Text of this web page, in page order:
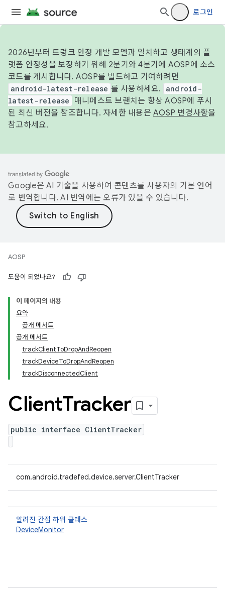
로그인
2026년부터 트렁크 안정 개발 모델과 일치하고 생태계의 플
랫폼 안정성을 보장하기 위해 2분기와 4분기에 AOSP에 소스
코드를 게시합니다. AOSP를 빌드하고 기여하려면
android-latest-release 를 사용하세요.
android-
latest-release
매니페스트 브랜치는 항상 AOSP에 푸시
된 최신 버전을 참조합니다. 자세한 내용은 AOSP 변경사항을
참고하세요.
Google은 AI 기술을 사용하여 콘텐츠를 사용자의 기본 언어
로 번역합니다. AI 번역에는 오류가 있을 수 있습니다.
AOSP
도움이 되었나요?
이 페이지의 내용
요약
공개 메서드
공개 메서드
trackClientToDropAndReopen
trackDeviceToDropAndReopen
trackDisconnectedClient
ClientTracker
public interface ClientTracker
com.android.tradefed.device.server.ClientTracker
알려진 간접 하위 클래스
DeviceMonitor